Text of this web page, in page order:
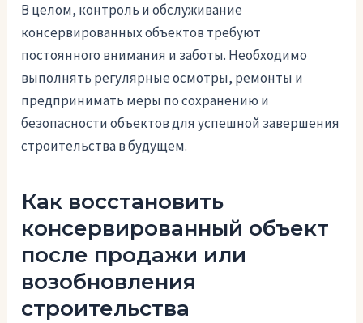
В целом, контроль и обслуживание
консервированных объектов требуют
постоянного внимания и заботы. Необходимо
выполнять регулярные осмотры, ремонты и
предпринимать меры по сохранению и
безопасности объектов для успешной завершения
строительства в будущем.
Как восстановить
консервированный объект
после продажи или
возобновления
строительства